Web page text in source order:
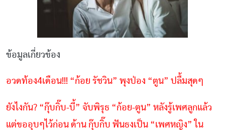
ข้อมูลเกี่ยวข้อง
อวดท้อง4เดือน!!! “ก้อย รัชวิน” พุงป่อง “ตูน” ปลื้มสุดๆ
ยังไงกัน? “กุ๊บกิ๊บ-บี้” จับพิรุธ “ก้อย-ตูน” หลังรู้เพศลูกแล้ว
แต่ขออุบๆไว้ก่อน ด้าน กุ๊บกิ๊บ ฟันธงเป็น “เพศหญิง” ใน